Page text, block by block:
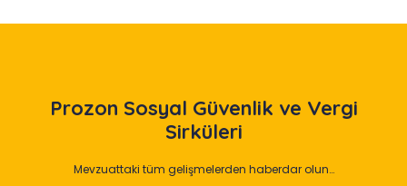
Prozon Sosyal Güvenlik ve Vergi
Sirküleri
Mevzuattaki tüm gelişmelerden haberdar olun…